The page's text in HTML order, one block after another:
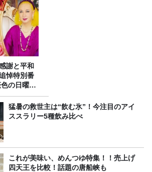
謝と平和
悼特別番
の日曜日
ンルン
放送
猛暑の救世主は“飲む氷”！今注目のアイ
ススラリー5種飲み比べ
これが美味い、めんつゆ特集！！売上げ
四天王を比較！話題の唐船峡も